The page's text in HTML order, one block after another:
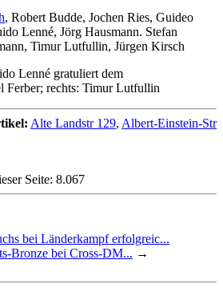
, Robert Budde, Jochen Ries, Guideo
Lenné, Jörg Hausmann. Stefan
Timur Lutfullin, Jürgen Kirsch
Lenné gratuliert dem
Ferber; rechts: Timur Lutfullin
Alte Landstr 129, Albert-Einstein-Str
Seite: 8.067
bei Länderkampf erfolgreic...
Bronze bei Cross-DM... →